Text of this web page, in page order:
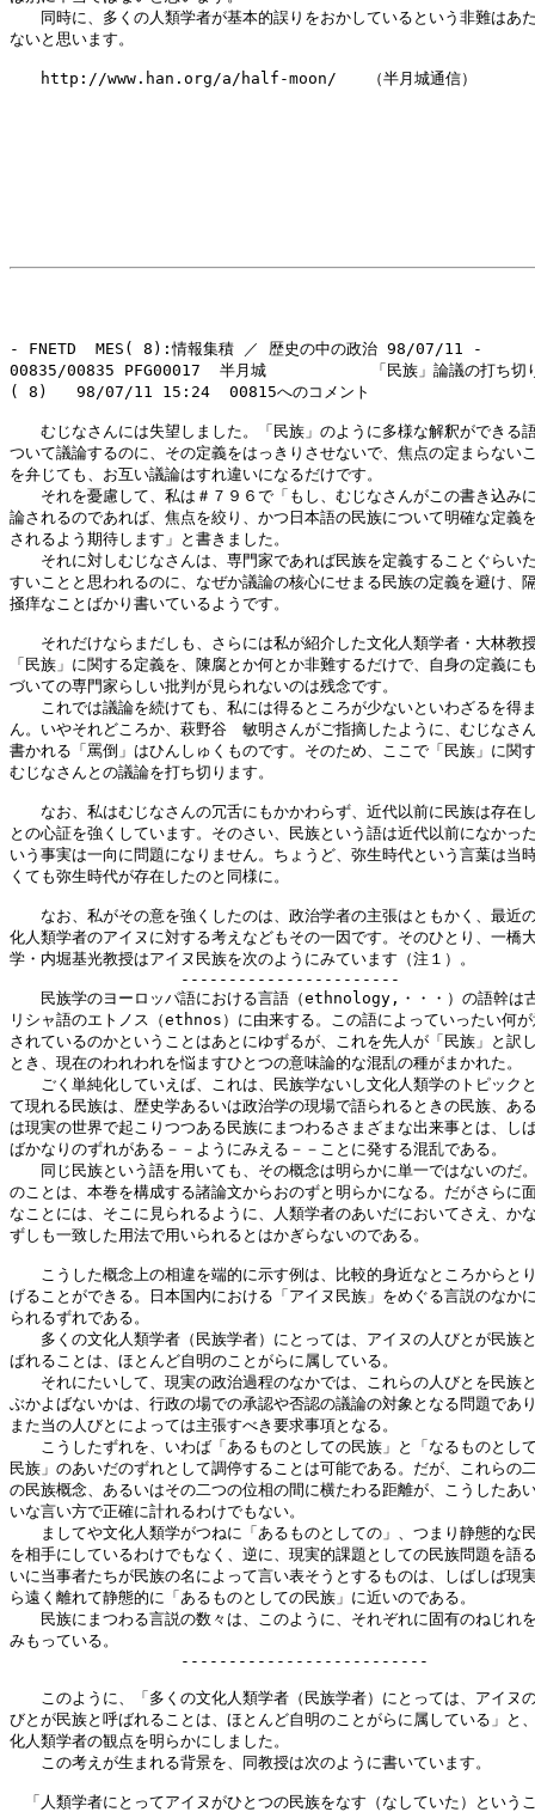
同時に、多くの人類学者が基本的誤りをおかしているという非難はあ
ないと思います。
http://www.han.org/a/half-moon/　　（半月城通信）
- FNETD  MES( 8):情報集積 ／ 歴史の中の政治 98/07/11 -
00835/00835 PFG00017  半月城           「民族」論議の打ち切
( 8)   98/07/11 15:24  00815へのコメント
むじなさんには失望しました。「民族」のように多様な解釈ができる
ついて議論するのに、その定義をはっきりさせないで、焦点の定まらない
を弁じても、お互い議論はすれ違いになるだけです。
それを憂慮して、私は＃７９６で「もし、むじなさんがこの書き込み
論されるのであれば、焦点を絞り、かつ日本語の民族について明確な定義
されるよう期待します」と書きました。
それに対しむじなさんは、専門家であれば民族を定義することぐらい
すいことと思われるのに、なぜか議論の核心にせまる民族の定義を避け、
掻痒なことばかり書いているようです。
それだけならまだしも、さらには私が紹介した文化人類学者・大林教
「民族」に関する定義を、陳腐とか何とか非難するだけで、自身の定義に
づいての専門家らしい批判が見られないのは残念です。
これでは議論を続けても、私には得るところが少ないといわざるを得
ん。いやそれどころか、萩野谷　敏明さんがご指摘したように、むじなさ
書かれる「罵倒」はひんしゅくものです。そのため、ここで「民族」に関
むじなさんとの議論を打ち切ります。
なお、私はむじなさんの冗舌にもかかわらず、近代以前に民族は存在
との心証を強くしています。そのさい、民族という語は近代以前になかっ
いう事実は一向に問題になりません。ちょうど、弥生時代という言葉は当
くても弥生時代が存在したのと同様に。
なお、私がその意を強くしたのは、政治学者の主張はともかく、最近
化人類学者のアイヌに対する考えなどもその一因です。そのひとり、一橋
学・内堀基光教授はアイヌ民族を次のようにみています（注１）。
-----------------------
民族学のヨーロッパ語における言語（ethnology,・・・）の語幹は
リシャ語のエトノス（ethnos）に由来する。この語によっていったい何
されているのかということはあとにゆずるが、これを先人が「民族」と訳
とき、現在のわれわれを悩ますひとつの意味論的な混乱の種がまかれた。
ごく単純化していえば、これは、民族学ないし文化人類学のトピック
て現れる民族は、歴史学あるいは政治学の現場で語られるときの民族、あ
は現実の世界で起こりつつある民族にまつわるさまざまな出来事とは、し
ばかなりのずれがある－－ようにみえる－－ことに発する混乱である。
同じ民族という語を用いても、その概念は明らかに単一ではないのだ
のことは、本巻を構成する諸論文からおのずと明らかになる。だがさらに
なことには、そこに見られるように、人類学者のあいだにおいてさえ、か
ずしも一致した用法で用いられるとはかぎらないのである。
こうした概念上の相違を端的に示す例は、比較的身近なところからと
げることができる。日本国内における「アイヌ民族」をめぐる言説のなか
られるずれである。
多くの文化人類学者（民族学者）にとっては、アイヌの人びとが民族
ばれることは、ほとんど自明のことがらに属している。
それにたいして、現実の政治過程のなかでは、これらの人びとを民族
ぶかよばないかは、行政の場での承認や否認の議論の対象となる問題であ
また当の人びとによっては主張すべき要求事項となる。
こうしたずれを、いわば「あるものとしての民族」と「なるものとし
民族」のあいだのずれとして調停することは可能である。だが、これらの
の民族概念、あるいはその二つの位相の間に横たわる距離が、こうしたあ
いな言い方で正確に計れるわけでもない。
ましてや文化人類学がつねに「あるものとしての」、つまり静態的な
を相手にしているわけでもなく、逆に、現実的課題としての民族問題を語
いに当事者たちが民族の名によって言い表そうとするものは、しばしば現
ら遠く離れて静態的に「あるものとしての民族」に近いのである。
民族にまつわる言説の数々は、このように、それぞれに固有のねじれ
みもっている。
--------------------------
このように、「多くの文化人類学者（民族学者）にとっては、アイヌ
びとが民族と呼ばれることは、ほとんど自明のことがらに属している」と
化人類学者の観点を明らかにしました。
この考えが生まれる背景を、同教授は次のように書いています。
「人類学者にとってアイヌがひとつの民族をなす（なしていた）という